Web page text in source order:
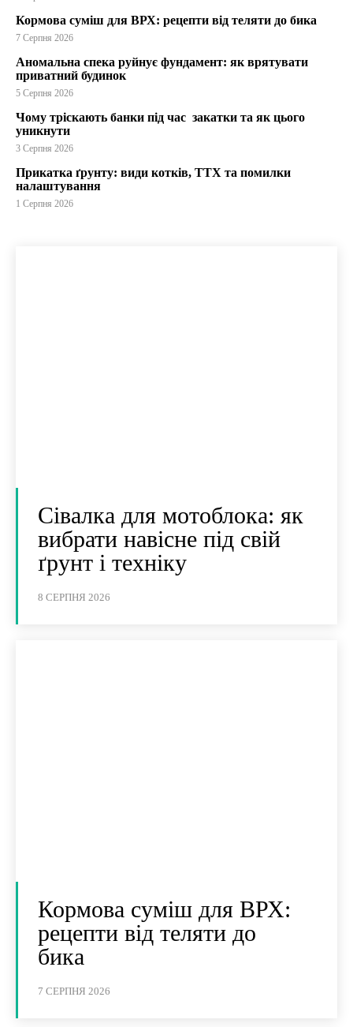
Кормова суміш для ВРХ: рецепти від теляти до бика
7 Серпня 2026
Аномальна спека руйнує фундамент: як врятувати
приватний будинок
5 Серпня 2026
Чому тріскають банки під час закатки та як цього
уникнути
3 Серпня 2026
Прикатка ґрунту: види котків, ТТХ та помилки
налаштування
1 Серпня 2026
Сівалка для мотоблока: як
вибрати навісне під свій
ґрунт і техніку
8 СЕРПНЯ 2026
Кормова суміш для ВРХ:
рецепти від теляти до
бика
7 СЕРПНЯ 2026